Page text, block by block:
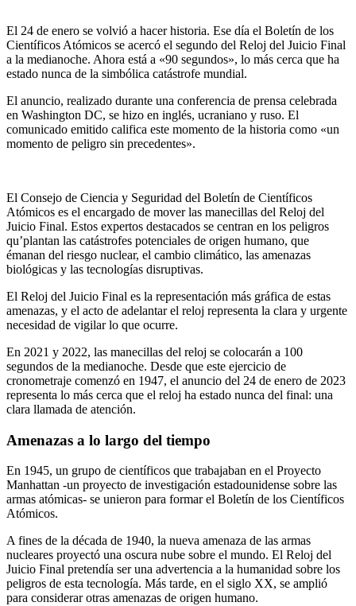
El 24 de enero se volvió a hacer historia. Ese día el Boletín de los
Científicos Atómicos se acercó el segundo del Reloj del Juicio Final
a la medianoche. Ahora está a «90 segundos», lo más cerca que ha
estado nunca de la simbólica catástrofe mundial.
El anuncio, realizado durante una conferencia de prensa celebrada
en Washington DC, se hizo en inglés, ucraniano y ruso. El
comunicado emitido califica este momento de la historia como «un
momento de peligro sin precedentes».
El Consejo de Ciencia y Seguridad del Boletín de Científicos
Atómicos es el encargado de mover las manecillas del Reloj del
Juicio Final. Estos expertos destacados se centran en los peligros
qu’plantan las catástrofes potenciales de origen humano, que
émanan del riesgo nuclear, el cambio climático, las amenazas
biológicas y las tecnologías disruptivas.
El Reloj del Juicio Final es la representación más gráfica de estas
amenazas, y el acto de adelantar el reloj representa la clara y urgente
necesidad de vigilar lo que ocurre.
En 2021 y 2022, las manecillas del reloj se colocarán a 100
segundos de la medianoche. Desde que este ejercicio de
cronometraje comenzó en 1947, el anuncio del 24 de enero de 2023
representa lo más cerca que el reloj ha estado nunca del final: una
clara llamada de atención.
Amenazas a lo largo del tiempo
En 1945, un grupo de científicos que trabajaban en el Proyecto
Manhattan -un proyecto de investigación estadounidense sobre las
armas atómicas- se unieron para formar el Boletín de los Científicos
Atómicos.
A fines de la década de 1940, la nueva amenaza de las armas
nucleares proyectó una oscura nube sobre el mundo. El Reloj del
Juicio Final pretendía ser una advertencia a la humanidad sobre los
peligros de esta tecnología. Más tarde, en el siglo XX, se amplió
para considerar otras amenazas de origen humano.